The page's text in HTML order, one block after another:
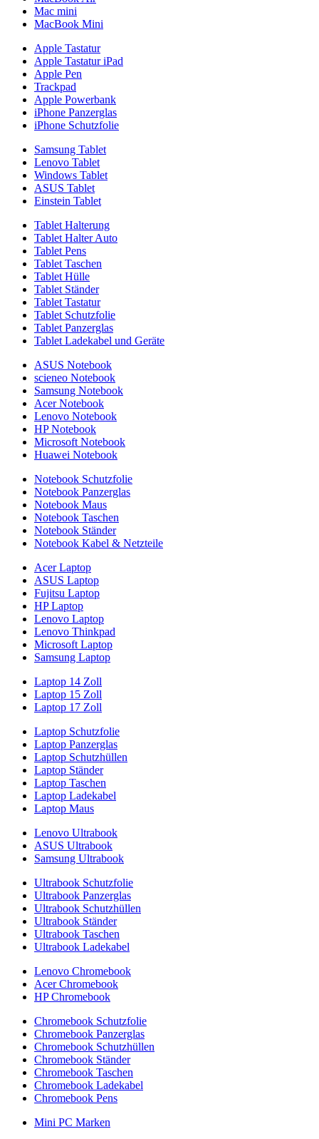
Mac mini
MacBook Mini
Apple Tastatur
Apple Tastatur iPad
Apple Pen
Trackpad
Apple Powerbank
iPhone Panzerglas
iPhone Schutzfolie
Samsung Tablet
Lenovo Tablet
Windows Tablet
ASUS Tablet
Einstein Tablet
Tablet Halterung
Tablet Halter Auto
Tablet Pens
Tablet Taschen
Tablet Hülle
Tablet Ständer
Tablet Tastatur
Tablet Schutzfolie
Tablet Panzerglas
Tablet Ladekabel und Geräte
ASUS Notebook
scieneo Notebook
Samsung Notebook
Acer Notebook
Lenovo Notebook
HP Notebook
Microsoft Notebook
Huawei Notebook
Notebook Schutzfolie
Notebook Panzerglas
Notebook Maus
Notebook Taschen
Notebook Ständer
Notebook Kabel & Netzteile
Acer Laptop
ASUS Laptop
Fujitsu Laptop
HP Laptop
Lenovo Laptop
Lenovo Thinkpad
Microsoft Laptop
Samsung Laptop
Laptop 14 Zoll
Laptop 15 Zoll
Laptop 17 Zoll
Laptop Schutzfolie
Laptop Panzerglas
Laptop Schutzhüllen
Laptop Ständer
Laptop Taschen
Laptop Ladekabel
Laptop Maus
Lenovo Ultrabook
ASUS Ultrabook
Samsung Ultrabook
Ultrabook Schutzfolie
Ultrabook Panzerglas
Ultrabook Schutzhüllen
Ultrabook Ständer
Ultrabook Taschen
Ultrabook Ladekabel
Lenovo Chromebook
Acer Chromebook
HP Chromebook
Chromebook Schutzfolie
Chromebook Panzerglas
Chromebook Schutzhüllen
Chromebook Ständer
Chromebook Taschen
Chromebook Ladekabel
Chromebook Pens
Mini PC Marken